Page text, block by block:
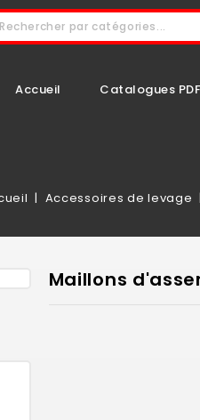
Accueil Catalogues PDF
Accessoires de levage
Maillons